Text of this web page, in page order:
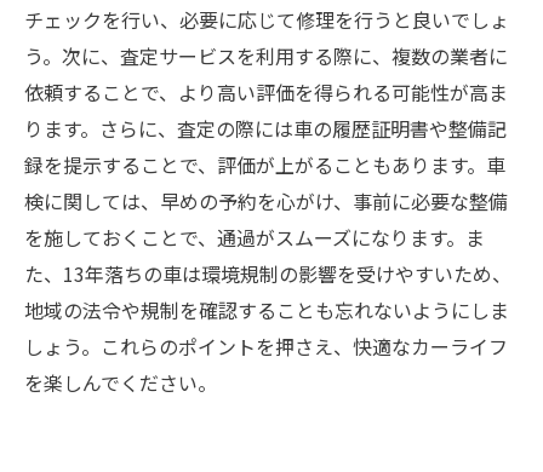
チェックを行い、必要に応じて修理を行うと良いでしょ
う。次に、査定サービスを利用する際に、複数の業者に
依頼することで、より高い評価を得られる可能性が高ま
ります。さらに、査定の際には車の履歴証明書や整備記
録を提示することで、評価が上がることもあります。車
検に関しては、早めの予約を心がけ、事前に必要な整備
を施しておくことで、通過がスムーズになります。ま
た、13年落ちの車は環境規制の影響を受けやすいため、
地域の法令や規制を確認することも忘れないようにしま
しょう。これらのポイントを押さえ、快適なカーライフ
を楽しんでください。